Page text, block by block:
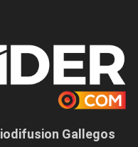
Gallegos